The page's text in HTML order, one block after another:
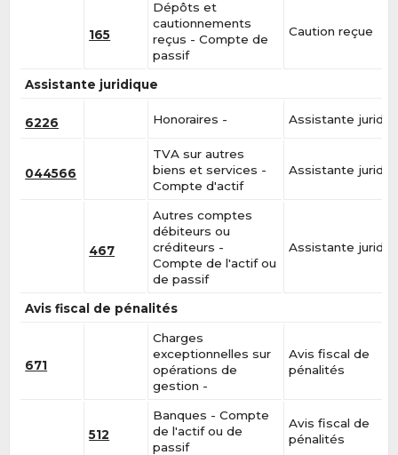
165
Dépôts et
cautionnements
reçus - Compte de
passif
Caution reçue
Assistante juridique
6226 Honoraires - Assistante
044566
TVA sur autres
biens et services -
Compte d'actif
Assistante
467
Autres comptes
débiteurs ou
créditeurs -
Compte de l'actif ou
de passif
Assistante
Avis fiscal de pénalités
671
Charges
exceptionnelles sur
opérations de
gestion -
Avis fiscal de
pénalités
512
Banques - Compte
de l'actif ou de
passif
Avis fiscal de
pénalités